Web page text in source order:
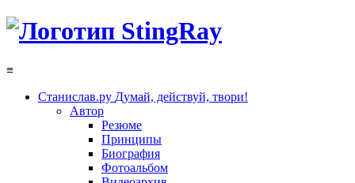
≡
Станислав.ру Думай, действуй, твори!
Автор
Резюме
Принципы
Биография
Фотоальбом